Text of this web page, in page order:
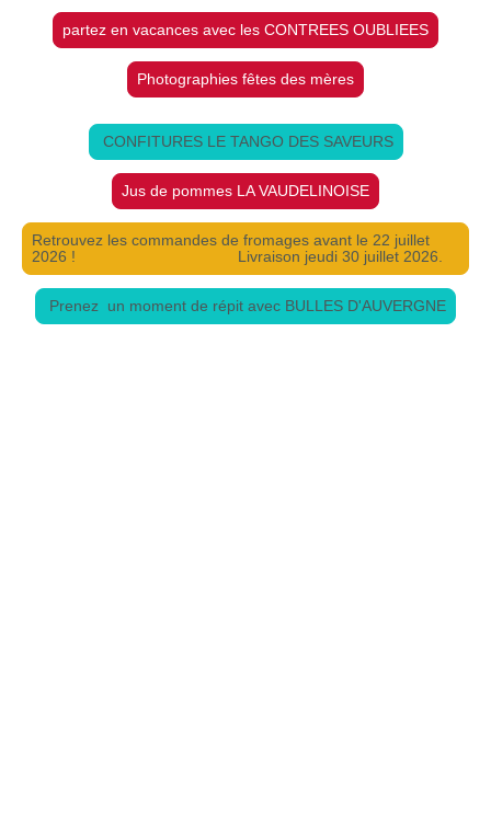
partez en vacances avec les CONTREES OUBLIEES
Photographies fêtes des mères
CONFITURES LE TANGO DES SAVEURS
Jus de pommes LA VAUDELINOISE
Retrouvez les commandes de fromages avant le 22 juillet
2026 ! Livraison jeudi 30 juillet 2026.
Prenez un moment de répit avec BULLES D'AUVERGNE